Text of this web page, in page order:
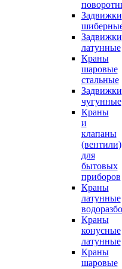
Задвижки
Задвижки
латунные
Краны
шаровые
стальные
Задвижки
чугунные
Краны
и
клапаны
(вентили)
для
бытовых
приборов
Краны
латунные
Краны
конусные
латунные
Краны
шаровые